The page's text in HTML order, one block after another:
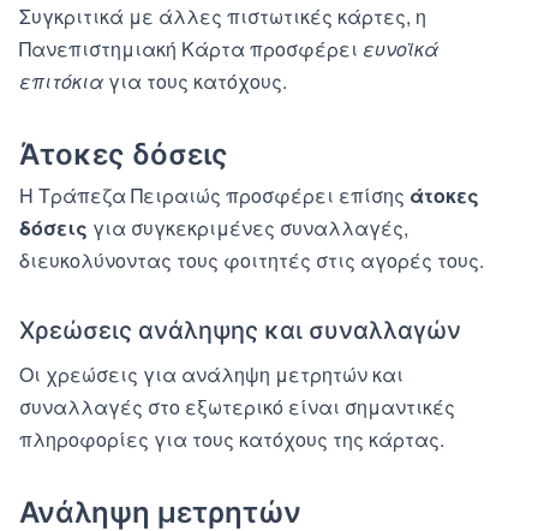
Συγκριτικά με άλλες πιστωτικές κάρτες, η
Πανεπιστημιακή Κάρτα προσφέρει ευνοϊκά
επιτόκια για τους κατόχους.
Άτοκες δόσεις
Η Τράπεζα Πειραιώς προσφέρει επίσης άτοκες
δόσεις για συγκεκριμένες συναλλαγές,
διευκολύνοντας τους φοιτητές στις αγορές τους.
Χρεώσεις ανάληψης και συναλλαγών
Οι χρεώσεις για ανάληψη μετρητών και
συναλλαγές στο εξωτερικό είναι σημαντικές
πληροφορίες για τους κατόχους της κάρτας.
Ανάληψη μετρητών